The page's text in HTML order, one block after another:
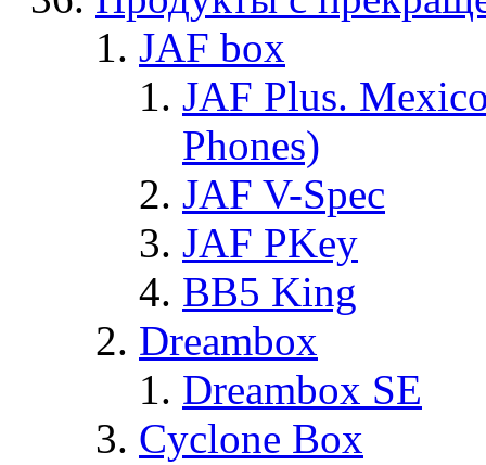
JAF box
JAF Plus.
Phones)
JAF V-Spec
JAF PKey
BB5 King
Dreambox
Dreambox SE
Cyclone Box